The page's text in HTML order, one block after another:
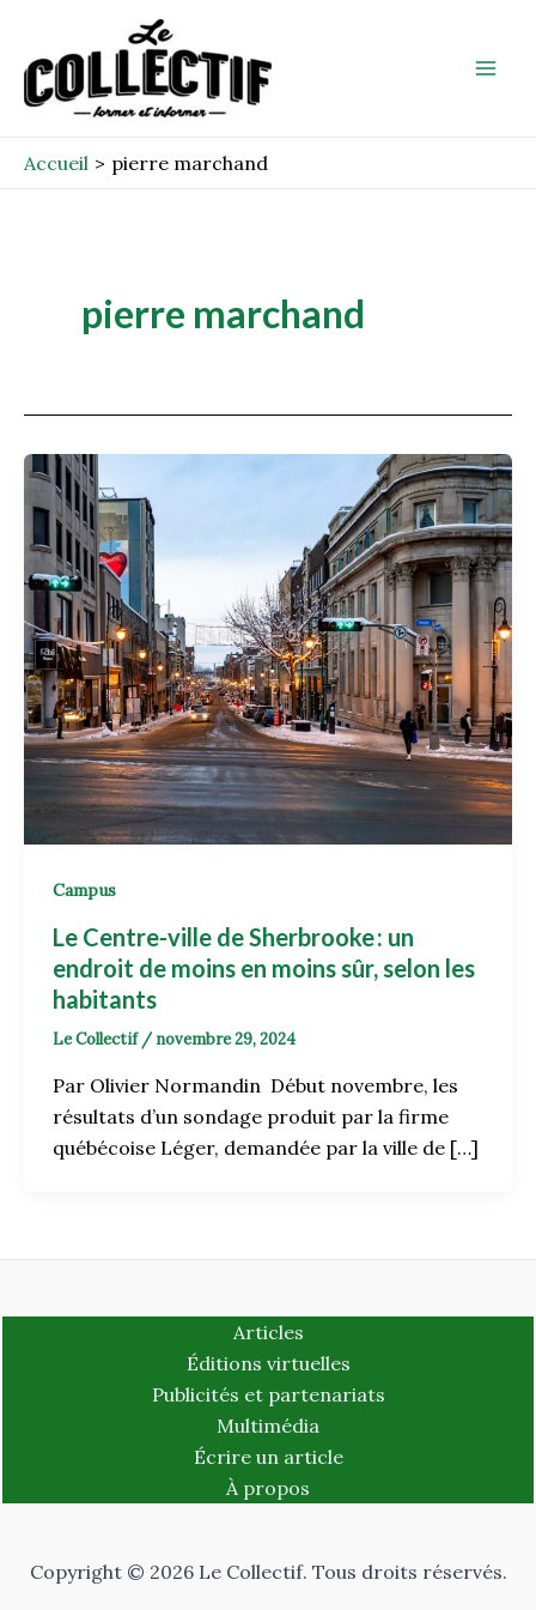
contenu
Accueil pierre marchand
pierre marchand
Campus
Le Centre-ville de Sherbrooke : un
endroit de moins en moins sûr, selon les
habitants
Le Collectif / novembre 29, 2024
Par Olivier Normandin Début novembre, les
résultats d’un sondage produit par la firme
québécoise Léger, demandée par la ville de […]
Articles
Éditions virtuelles
Publicités et partenariats
Multimédia
Écrire un article
À propos
Copyright © 2026 Le Collectif. Tous droits réservés.